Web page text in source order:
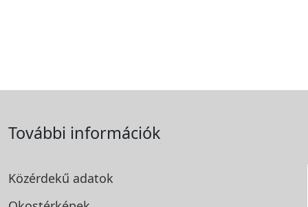
További információk
Közérdekű adatok